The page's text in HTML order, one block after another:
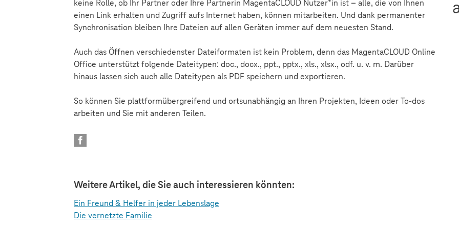
keine Rolle, ob Ihr Partner oder Ihre Partnerin MagentaCLOUD Nutzer*in ist – alle, die von Ihnen
einen Link erhalten und Zugriff aufs Internet haben, können mitarbeiten. Und dank permanenter
Synchronisation bleiben Ihre Dateien auf allen Geräten immer auf dem neuesten Stand.
Auch das Öffnen verschiedenster Dateiformaten ist kein Problem, denn das MagentaCLOUD Online
Office unterstützt folgende Dateitypen: doc., docx., ppt., pptx., xls., xlsx., odf. u. v. m. Darüber
hinaus lassen sich auch alle Dateitypen als PDF speichern und exportieren.
So können Sie plattformübergreifend und ortsunabhängig an Ihren Projekten, Ideen oder To-dos
arbeiten und Sie mit anderen Teilen.
Weitere Artikel, die Sie auch interessieren könnten:
Ein Freund & Helfer in jeder Lebenslage
Die vernetzte Familie